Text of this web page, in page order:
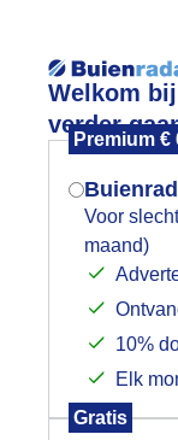
Welkom
verder
Premium €
Voor
maand)
10%
Elk
Gratis
Foto en
slideshow
Mogen
Indien je
gegeven,